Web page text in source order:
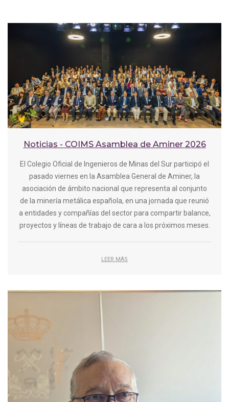
Noticias - COIMS Asamblea de Aminer 2026
El Colegio Oficial de Ingenieros de Minas del Sur participó el
pasado viernes en la Asamblea General de Aminer, la
asociación de ámbito nacional que representa al conjunto
de la minería metálica española, en una jornada que reunió
a entidades y compañías del sector para compartir balance,
proyectos y líneas de trabajo de cara a los próximos meses.
LEER MÁS